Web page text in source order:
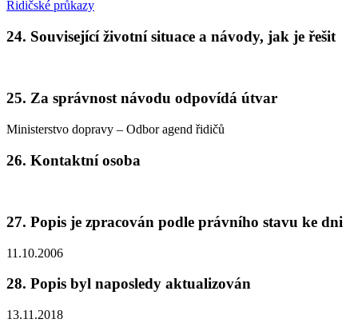
Řidičské průkazy
24. Související životní situace a návody, jak je řešit
25. Za správnost návodu odpovídá útvar
Ministerstvo dopravy – Odbor agend řidičů
26. Kontaktní osoba
27. Popis je zpracován podle právního stavu ke dni
11.10.2006
28. Popis byl naposledy aktualizován
13.11.2018